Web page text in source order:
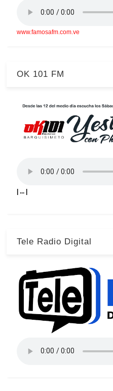
www.famosafm.com.ve
OK 101 FM
| ... |
Tele Radio Digital